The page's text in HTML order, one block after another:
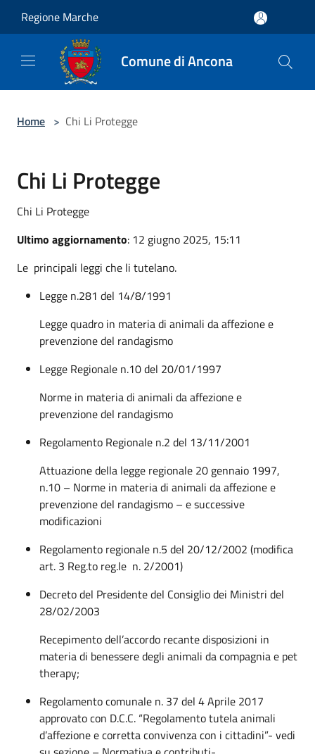
Regione Marche
Comune di Ancona
Home > Chi Li Protegge
Chi Li Protegge
Chi Li Protegge
Ultimo aggiornamento: 12 giugno 2025, 15:11
Le principali leggi che li tutelano.
Legge n.281 del 14/8/1991
Legge quadro in materia di animali da affezione e
prevenzione del randagismo
Legge Regionale n.10 del 20/01/1997
Norme in materia di animali da affezione e
prevenzione del randagismo
Regolamento Regionale n.2 del 13/11/2001
Attuazione della legge regionale 20 gennaio 1997,
n.10 – Norme in materia di animali da affezione e
prevenzione del randagismo – e successive
modificazioni
Regolamento regionale n.5 del 20/12/2002 (modifica
art. 3 Reg.to reg.le n. 2/2001)
Decreto del Presidente del Consiglio dei Ministri del
28/02/2003
Recepimento dell’accordo recante disposizioni in
materia di benessere degli animali da compagnia e pet
therapy;
Regolamento comunale n. 37 del 4 Aprile 2017
approvato con D.C.C. “Regolamento tutela animali
d’affezione e corretta convivenza con i cittadini”- vedi